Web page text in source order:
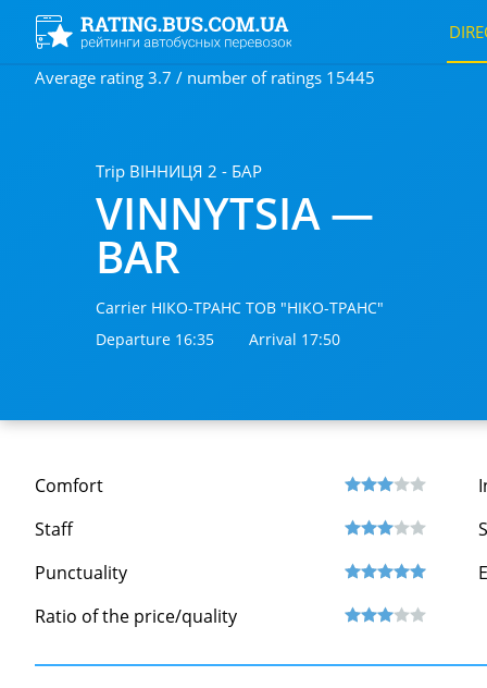
Average rating 3.7 / number of ratings 15445
Trip ВІННИЦЯ 2 - БАР
VINNYTSIA —
BAR
Carrier НІКО-ТРАНС ТОВ "НІКО-ТРАНС"
Departure 16:35
Arrival 17:50
Comfort
Staff
Punctuality
Ratio of the price/quality